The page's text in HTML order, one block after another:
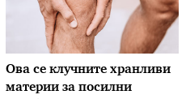
Ова се клучните хранливи
материи за посилни